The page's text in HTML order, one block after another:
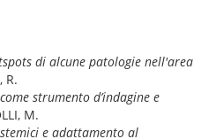
di alcune patologie nell'area
R.
strumento d’indagine e
M.
e adattamento al